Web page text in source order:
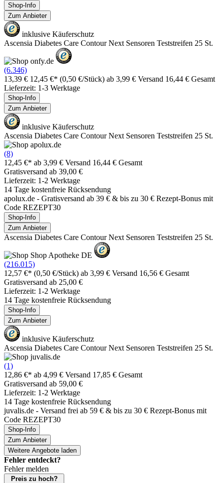
Shop-Info
Zum Anbieter
inklusive Käuferschutz
Ascensia Diabetes Care Contour Next Sensoren Teststreifen 25 St.
(6.346)
13,39 € 12,45 €* (0,50 €/Stück) ab 3,99 € Versand 16,44 € Gesamt
Lieferzeit: 1-3 Werktage
Shop-Info
Zum Anbieter
inklusive Käuferschutz
Ascensia Diabetes Care Contour Next Sensoren Teststreifen 25 St.
(8)
12,45 €* ab 3,99 € Versand 16,44 € Gesamt
Gratisversand ab 39,00 €
Lieferzeit: 1-2 Werktage
14 Tage kostenfreie Rücksendung
apolux.de - Gratisversand ab 39 € & bis zu 30 € Rezept-Bonus mit
Code REZEPT30
Shop-Info
Zum Anbieter
Ascensia Diabetes Care Contour Next Sensoren Teststreifen 25 St.
(216.015)
12,57 €* (0,50 €/Stück) ab 3,99 € Versand 16,56 € Gesamt
Gratisversand ab 25,00 €
Lieferzeit: 1-2 Werktage
14 Tage kostenfreie Rücksendung
Shop-Info
Zum Anbieter
inklusive Käuferschutz
Ascensia Diabetes Care Contour Next Sensoren Teststreifen 25 St.
(1)
12,86 €* ab 4,99 € Versand 17,85 € Gesamt
Gratisversand ab 59,00 €
Lieferzeit: 1-2 Werktage
14 Tage kostenfreie Rücksendung
juvalis.de - Versand frei ab 59 € & bis zu 30 € Rezept-Bonus mit
Code REZEPT30
Shop-Info
Zum Anbieter
Weitere Angebote laden
Fehler entdeckt?
Fehler melden
Preis zu hoch?